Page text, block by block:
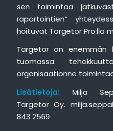
sen toimintaa
raportointien”
hoituvat Targetor Pro:lla
Targetor on enemmän
tuomassa
organisaationne
Lisätietoja: Milja
Targetor Oy.
843 2569